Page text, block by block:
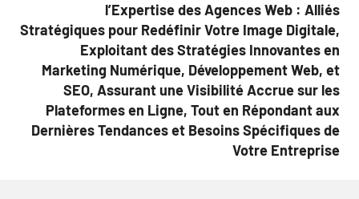
l’Expertise des Agences Web : Alliés
Stratégiques pour Redéfinir Votre Image Digitale,
Exploitant des Stratégies Innovantes en
Marketing Numérique, Développement Web, et
SEO, Assurant une Visibilité Accrue sur les
Plateformes en Ligne, Tout en Répondant aux
Dernières Tendances et Besoins Spécifiques de
Votre Entreprise